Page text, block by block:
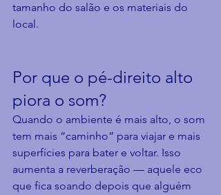
tamanho do salão e os materiais do
local.
Por que o pé-direito alto
piora o som?
Quando o ambiente é mais alto, o som
tem mais “caminho” para viajar e mais
superfícies para bater e voltar. Isso
aumenta a reverberação — aquele eco
que fica soando depois que alguém